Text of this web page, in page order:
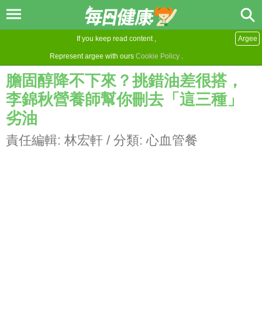
If you keep read content ,
Represent argee with ours Cookie Policy .
Argee
膽固醇降不下來？挑錯油差很搭，
李錦秋營養師幫你刪去「這三種」
劣油
責任編輯: 林宏軒 / 分類: 心血管餐